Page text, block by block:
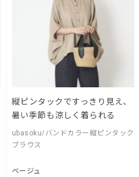
縦ピンタックですっきり見え、
暑い季節も涼しく着られる
ubasoku/バンドカラー縦ピンタック
ブラウス
ベージュ